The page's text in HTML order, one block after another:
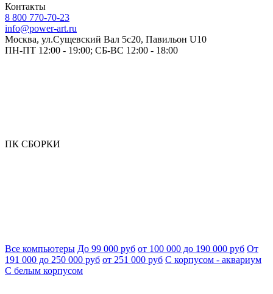
Контакты
8 800 770-70-23
info@power-art.ru
Москва, ул.Сущевский Вал 5с20, Павильон U10
ПН-ПТ 12:00 - 19:00; СБ-ВС 12:00 - 18:00
ПК СБОРКИ
Все компьютеры До 99 000 руб от 100 000 до 190 000 руб От
191 000 до 250 000 руб от 251 000 руб С корпусом - аквариум
С белым корпусом